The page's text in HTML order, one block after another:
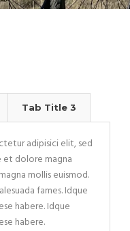
Tab Title 3
adipisici elit, sed
dolore magna
mollis euismod.
fames. Idque
habere. Idque
habere.